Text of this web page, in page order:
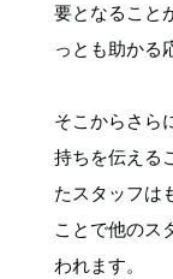
要となること
っとも助かる
そこからさら
持ちを伝える
たスタッフは
ことで他のス
われます。